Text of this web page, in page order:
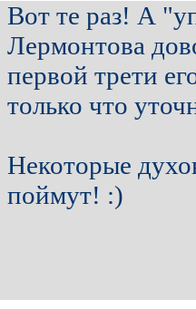
Вот те раз! А
Лермонтова
первой трети
только что
Некоторые
поймут! :)